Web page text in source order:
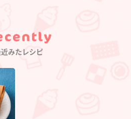
Category
みたレシピ